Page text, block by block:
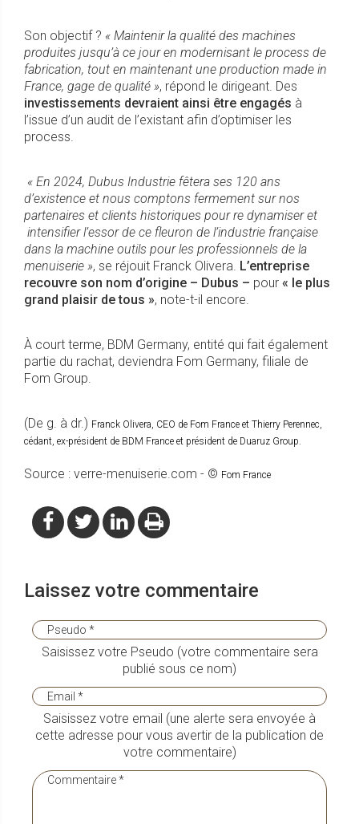
Son objectif ? « Maintenir la qualité des machines
produites jusqu’à ce jour en modernisant le process de
fabrication, tout en maintenant une production made in
France, gage de qualité », répond le dirigeant. Des
investissements devraient ainsi être engagés à
l’issue d’un audit de l’existant afin d’optimiser les
process.
« En 2024, Dubus Industrie fêtera ses 120 ans
d’existence et nous comptons fermement sur nos
partenaires et clients historiques pour re dynamiser et
intensifier l’essor de ce fleuron de l’industrie française
dans la machine outils pour les professionnels de la
menuiserie », se réjouit Franck Olivera. L’entreprise
recouvre son nom d’origine – Dubus – pour « le plus
grand plaisir de tous », note-t-il encore.
À court terme, BDM Germany, entité qui fait également
partie du rachat, deviendra Fom Germany, filiale de
Fom Group.
(De g. à dr.) Franck Olivera, CEO de Fom France et Thierry Perennec,
cédant, ex-président de BDM France et président de Duaruz Group.
Source : verre-menuiserie.com - © Fom France
Laissez votre commentaire
Saisissez votre Pseudo (votre commentaire sera
publié sous ce nom)
Saisissez votre email (une alerte sera envoyée à
cette adresse pour vous avertir de la publication de
votre commentaire)